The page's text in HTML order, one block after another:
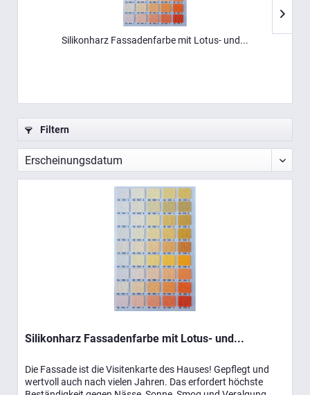
Silikonharz Fassadenfarbe mit Lotus- und...
Filtern
Silikonharz Fassadenfarbe mit Lotus- und...
Die Fassade ist die Visitenkarte des Hauses! Gepflegt und
wertvoll auch nach vielen Jahren. Das erfordert höchste